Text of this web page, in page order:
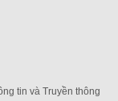
tin và Truyền thông